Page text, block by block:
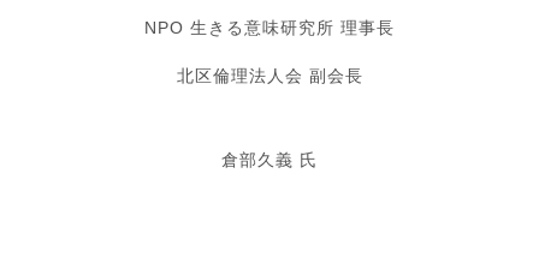
NPO 生きる意味研究所 理事長
北区倫理法人会 副会長
倉部久義 氏